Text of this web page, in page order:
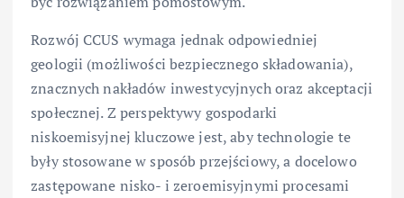
Rozwój CCUS wymaga jednak odpowiedniej
geologii (możliwości bezpiecznego składowania),
znacznych nakładów inwestycyjnych oraz akceptacji
społecznej. Z perspektywy gospodarki
niskoemisyjnej kluczowe jest, aby technologie te
były stosowane w sposób przejściowy, a docelowo
zastępowane nisko- i zeroemisyjnymi procesami